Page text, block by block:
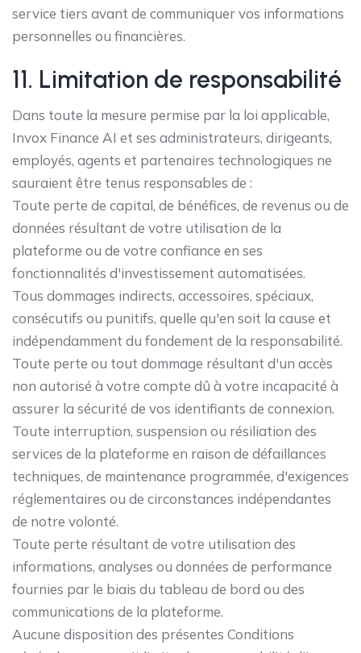
service tiers avant de communiquer vos informations
personnelles ou financières.
11. Limitation de responsabilité
Dans toute la mesure permise par la loi applicable,
Invox Finance AI et ses administrateurs, dirigeants,
employés, agents et partenaires technologiques ne
sauraient être tenus responsables de :
Toute perte de capital, de bénéfices, de revenus ou de
données résultant de votre utilisation de la
plateforme ou de votre confiance en ses
fonctionnalités d'investissement automatisées.
Tous dommages indirects, accessoires, spéciaux,
consécutifs ou punitifs, quelle qu'en soit la cause et
indépendamment du fondement de la responsabilité.
Toute perte ou tout dommage résultant d'un accès
non autorisé à votre compte dû à votre incapacité à
assurer la sécurité de vos identifiants de connexion.
Toute interruption, suspension ou résiliation des
services de la plateforme en raison de défaillances
techniques, de maintenance programmée, d'exigences
réglementaires ou de circonstances indépendantes
de notre volonté.
Toute perte résultant de votre utilisation des
informations, analyses ou données de performance
fournies par le biais du tableau de bord ou des
communications de la plateforme.
Aucune disposition des présentes Conditions